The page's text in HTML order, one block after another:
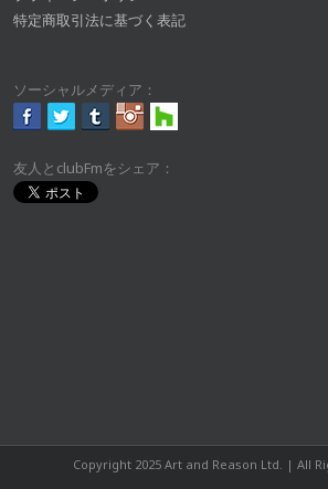
特定商取引法に基づく表記
ソーシャルメディア：
友人とclubFmをシェア：
Copyright 2025 Art and Reason Ltd. | All